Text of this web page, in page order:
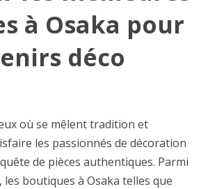
à Osaka pour
déco
où se mêlent tradition et
les passionnés de décoration
de pièces authentiques. Parmi
boutiques à Osaka telles que